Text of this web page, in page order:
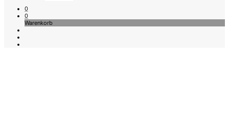
0
0
Warenkorb